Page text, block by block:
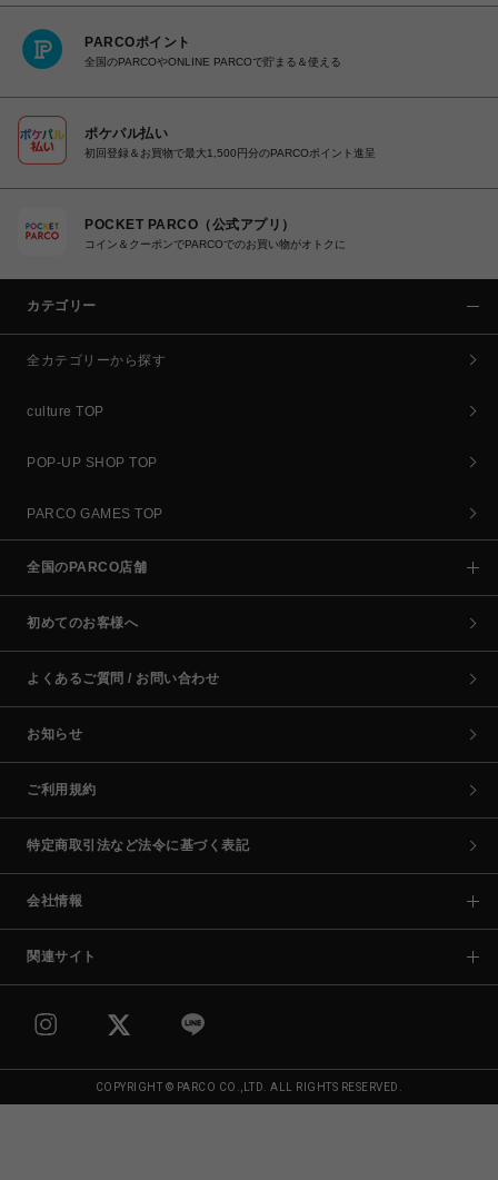
PARCOポイント
全国のPARCOやONLINE PARCOで貯まる＆使える
ポケパル払い
初回登録＆お買物で最大1,500円分のPARCOポイント進呈
POCKET PARCO（公式アプリ）
コイン＆クーポンでPARCOでのお買い物がオトクに
カテゴリー
全カテゴリーから探す
culture TOP
POP-UP SHOP TOP
PARCO GAMES TOP
全国のPARCO店舗
初めてのお客様へ
よくあるご質問 / お問い合わせ
お知らせ
ご利用規約
特定商取引法など法令に基づく表記
会社情報
関連サイト
COPYRIGHT © PARCO CO.,LTD. ALL RIGHTS RESERVED.